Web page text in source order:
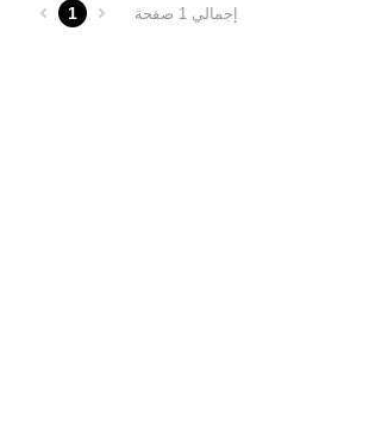
إجمالي 1 صفحة 1